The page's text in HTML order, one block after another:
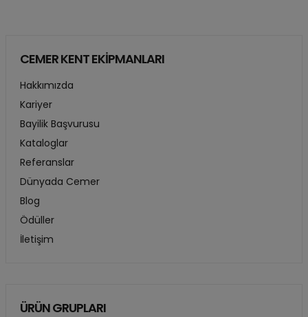
CEMER KENT EKİPMANLARI
Hakkımızda
Kariyer
Bayilik Başvurusu
Kataloglar
Referanslar
Dünyada Cemer
Blog
Ödüller
İletişim
ÜRÜN GRUPLARI